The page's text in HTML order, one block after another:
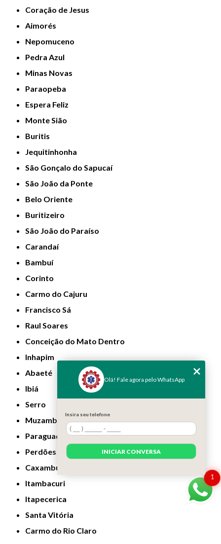
Coração de Jesus
Aimorés
Nepomuceno
Pedra Azul
Minas Novas
Paraopeba
Espera Feliz
Monte Sião
Buritis
Jequitinhonha
São Gonçalo do Sapucaí
São João da Ponte
Belo Oriente
Buritizeiro
São João do Paraíso
Carandaí
Bambuí
Corinto
Carmo do Cajuru
Francisco Sá
Raul Soares
Conceição do Mato Dentro
Inhapim
Abaeté
Ibiá
Serro
Muzambinho
Paraguaçu
Perdões
Caxambu
Itambacuri
Itapecerica
Santa Vitória
Carmo do Rio Claro
1
Olá! Fale agora pelo WhatsApp
Insira seu telefone
INICIAR CONVERSA